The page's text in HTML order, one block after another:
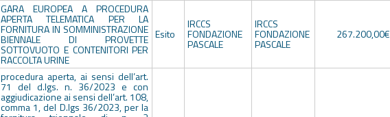
GARA EUROPEA A PROCEDURA
APERTA TELEMATICA PER LA
FORNITURA IN SOMMINISTRAZIONE
BIENNALE DI PROVETTE
SOTTOVUOTO E CONTENITORI PER
RACCOLTA URINE
Esito
IRCCS
FONDAZIONE
PASCALE
IRCCS
FONDAZIONE
PASCALE
267.200,00€
procedura aperta, ai sensi dell’art.
71 del d.lgs. n. 36/2023 e con
aggiudicazione ai sensi dell’art. 108,
comma 1, del D.lgs 36/2023, per la